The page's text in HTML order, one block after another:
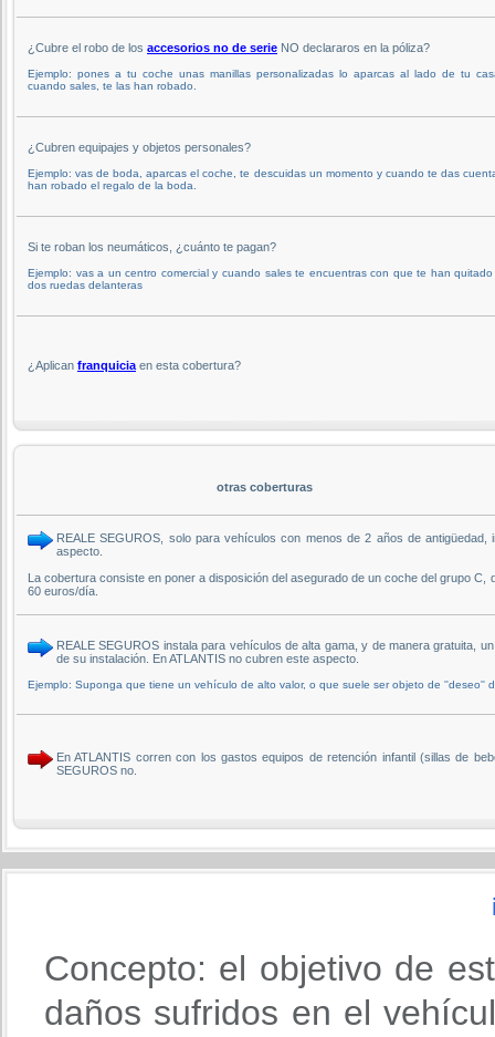
¿Cubre el robo de los accesorios no de serie NO declararos en la póliza?
Ejemplo: pones a tu coche unas manillas personalizadas lo aparcas al lado de tu
cuando sales, te las han robado.
¿Cubren equipajes y objetos personales?
Ejemplo: vas de boda, aparcas el coche, te descuidas un momento y cuando te das
han robado el regalo de la boda.
Si te roban los neumáticos, ¿cuánto te pagan?
Ejemplo: vas a un centro comercial y cuando sales te encuentras con que te han quitado
dos ruedas delanteras
¿Aplican franquicia en esta cobertura?
otras coberturas
REALE SEGUROS, solo para vehículos con menos de 2 años de
aspecto.
La cobertura consiste en poner a disposición del asegurado de un coche del grupo
60 euros/día.
REALE SEGUROS instala para vehículos de alta gama, y de manera gratuita,
de su instalación. En ATLANTIS no cubren este aspecto.
Ejemplo: Suponga que tiene un vehículo de alto valor, o que suele ser objeto de
En ATLANTIS corren con los gastos equipos de retención infantil (sillas de
SEGUROS no.
Concepto: el objetivo de
daños sufridos en el